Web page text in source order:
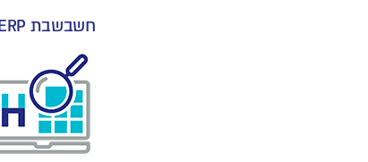
חשבשבת H-ERP לניהול עסק, ניהול פיננסי, מלאי, רכש וניהול קשרי לקוחות CRM